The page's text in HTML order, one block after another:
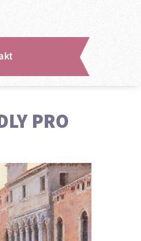
PRO